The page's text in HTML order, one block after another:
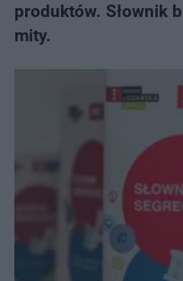
produktów. Słownik
mity.